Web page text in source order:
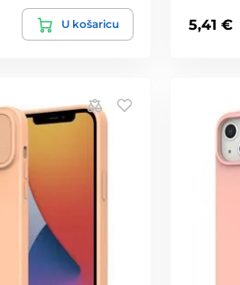
U košaricu 5,41 €